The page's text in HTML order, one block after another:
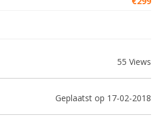
55 Views
Geplaatst op 17-02-2018